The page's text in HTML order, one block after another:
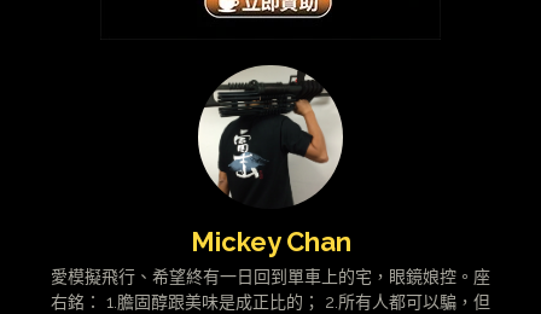
Mickey Chan
愛模擬飛行、希望終有一日回到單車上的宅，眼鏡娘控。座
右銘： 1.膽固醇跟美味是成正比的； 2.所有人都可以騙，但